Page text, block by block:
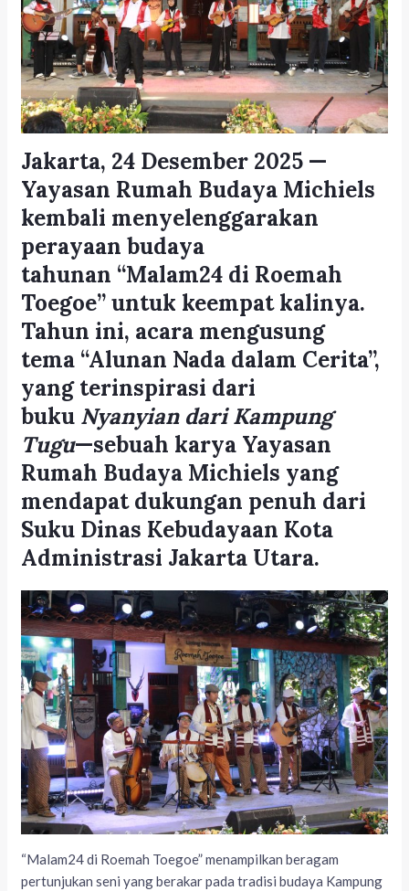
Jakarta, 24 Desember 2025 —
Yayasan Rumah Budaya Michiels
kembali menyelenggarakan
perayaan budaya
tahunan “Malam24 di Roemah
Toegoe”untuk keempat kalinya.
Tahun ini, acara mengusung
tema “Alunan Nada dalam Cerita”,
yang terinspirasi dari
buku Nyanyian dari Kampung
Tugu—sebuah karya Yayasan
Rumah Budaya Michiels yang
mendapat dukungan penuh dari
Suku Dinas Kebudayaan Kota
Administrasi Jakarta Utara.
“Malam24 di Roemah Toegoe” menampilkan beragam
pertunjukan seni yang berakar pada tradisi budaya Kampung